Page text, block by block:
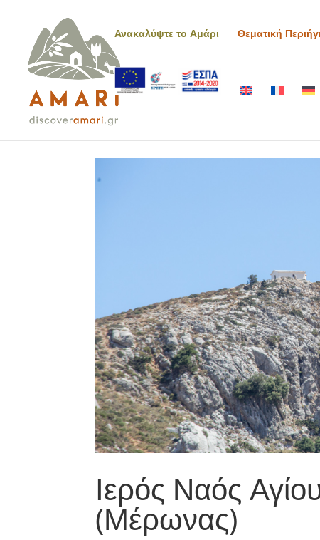
Ανακαλύψτε το Αμάρι Θεματική
Ιερός Ναός
(Μέρωνας)